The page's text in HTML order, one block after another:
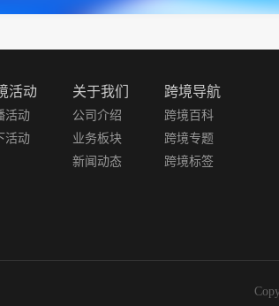
活动
活动
活动
关于我们
公司介绍
业务板块
新闻动态
跨境导航
跨境百科
跨境专题
跨境标签